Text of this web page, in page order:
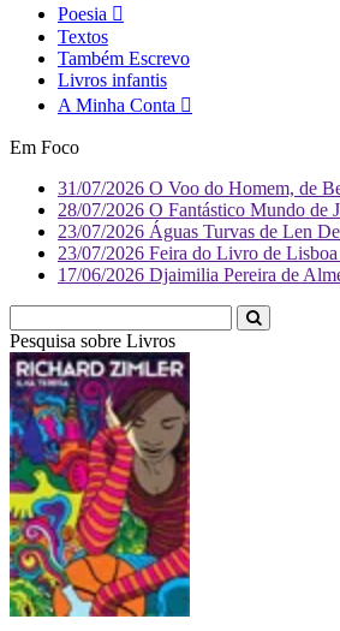
Poesia
Textos
Também Escrevo
Livros infantis
A Minha Conta
Em Foco
31/07/2026 O Voo do Homem, de
28/07/2026 O Fantástico Mundo de
23/07/2026 Águas Turvas de Len
23/07/2026 Feira do Livro de Lisboa
17/06/2026 Djaimilia Pereira de
Pesquisa sobre Livr